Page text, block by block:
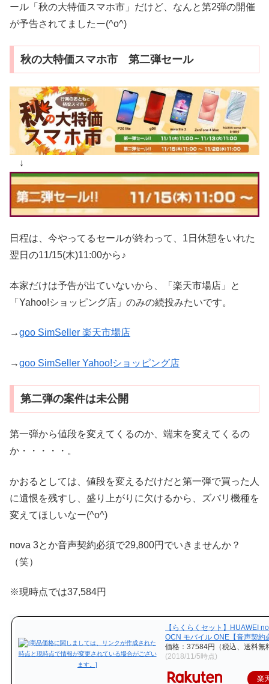
ール「秋の大特価スマホ市」だけど、なんと第2弾の開催
が予告されてましたー(^o^)
秋の大特価スマホ市 第二弾セール
↓
日程は、今やってるセールが終わって、1日休憩をいれた
翌日の11/15(木)11:00から♪
本家だけは予告が出ていないから、「楽天市場店」と
「Yahoo!ショッピング店」のみの続投みたいです。
→goo SimSeller 楽天市場店
→goo SimSeller Yahoo!ショッピング店
第二弾の案件は未公開
第一弾から値段を変えてくるのか、端末を変えてくるの
か・・・・・。
かおるとしては、値段を変えるだけだと第一弾で買った人
に遺恨を残すし、盛り上がりに欠けるから、ズバリ機種を
変えてほしいなー(^o^)
nova 3とか音声契約必須で29,800円でいきませんか？
（笑）
※現時点では37,584円
【らくらくセット】HUAWEI
OCN モバイル ONE【音声契約
価格：37584円（税込、送料無
(2018/11/5時点)
楽